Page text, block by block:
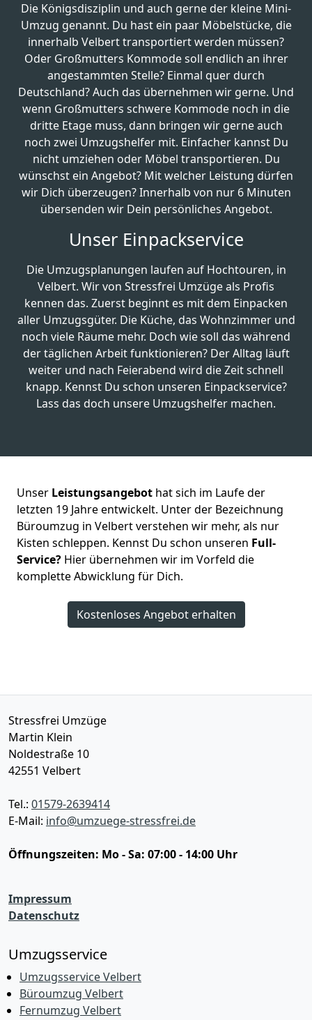
Die Königsdisziplin und auch gerne der kleine Mini-
Umzug genannt. Du hast ein paar Möbelstücke, die
innerhalb Velbert transportiert werden müssen?
Oder Großmutters Kommode soll endlich an ihrer
angestammten Stelle? Einmal quer durch
Deutschland? Auch das übernehmen wir gerne. Und
wenn Großmutters schwere Kommode noch in die
dritte Etage muss, dann bringen wir gerne auch
noch zwei Umzugshelfer mit. Einfacher kannst Du
nicht umziehen oder Möbel transportieren. Du
wünschst ein Angebot? Mit welcher Leistung dürfen
wir Dich überzeugen? Innerhalb von nur 6 Minuten
übersenden wir Dein persönliches Angebot.
Unser Einpackservice
Die Umzugsplanungen laufen auf Hochtouren, in
Velbert. Wir von Stressfrei Umzüge als Profis
kennen das. Zuerst beginnt es mit dem Einpacken
aller Umzugsgüter. Die Küche, das Wohnzimmer und
noch viele Räume mehr. Doch wie soll das während
der täglichen Arbeit funktionieren? Der Alltag läuft
weiter und nach Feierabend wird die Zeit schnell
knapp. Kennst Du schon unseren Einpackservice?
Lass das doch unsere Umzugshelfer machen.
Unser Leistungsangebot hat sich im Laufe der
letzten 19 Jahre entwickelt. Unter der Bezeichnung
Büroumzug in Velbert verstehen wir mehr, als nur
Kisten schleppen. Kennst Du schon unseren Full-
Service? Hier übernehmen wir im Vorfeld die
komplette Abwicklung für Dich.
Kostenloses Angebot erhalten
Stressfrei Umzüge
Martin Klein
Noldestraße 10
42551 Velbert
Tel.: 01579-2639414
E-Mail: info@umzuege-stressfrei.de
Öffnungszeiten: Mo - Sa: 07:00 - 14:00 Uhr
Impressum
Datenschutz
Umzugsservice
Umzugsservice Velbert
Büroumzug Velbert
Fernumzug Velbert